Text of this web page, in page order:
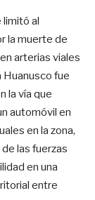
al
la muerte de
arterias viales
Huanusco fue
la vía que
automóvil en
en la zona,
las fuerzas
en una
entre